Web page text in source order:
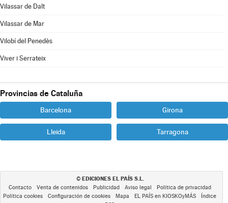
Vilassar de Dalt
Vilassar de Mar
Vilobí del Penedès
Viver i Serrateix
Provincias de Cataluña
Barcelona Girona
Lleida Tarragona
© EDICIONES EL PAÍS S.L.
Contacto Venta de contenidos Publicidad Aviso legal
Política de privacidad
Política cookies
Configuración de cookies Mapa EL PAÍS en KIOSKOyMÁS
Índice